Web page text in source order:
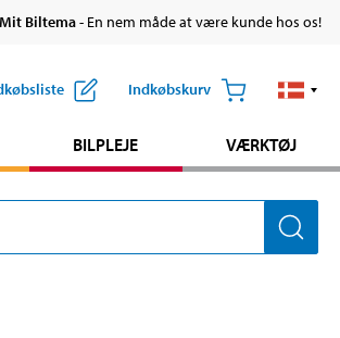
Mit Biltema- En nem måde at være kunde hos os!
Indkøbskurv
BILPLEJE VÆRKTØJ